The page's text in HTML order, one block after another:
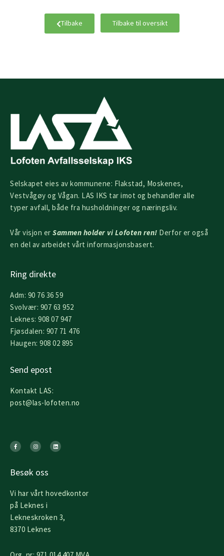
Tilbake Tilbake til oversikt
Selskapet eies av kommunene: Flakstad, Moskenes,
Vestvågøy og Vågan. LAS IKS tar imot og behandler alle
typer avfall, både fra husholdninger og næringsliv.
Vår visjon er Sammen holder vi Lofoten ren! Derfor er også
en del av arbeidet vårt informasjonsbasert.
Ring direkte
Adm: 90 76 36 59
Svolvær: 907 63 952
Leknes: 908 07 947
Fjøsdalen: 907 71 476
Haugen: 908 02 895
Send epost
Kontakt LAS:
post@las-lofoten.no
c
e
b
-
s
t
a
m
n
k
e
Besøk oss
Vi har vårt hovedkontor
på Leknes i
Lekneskroken 3,
8370 Leknes